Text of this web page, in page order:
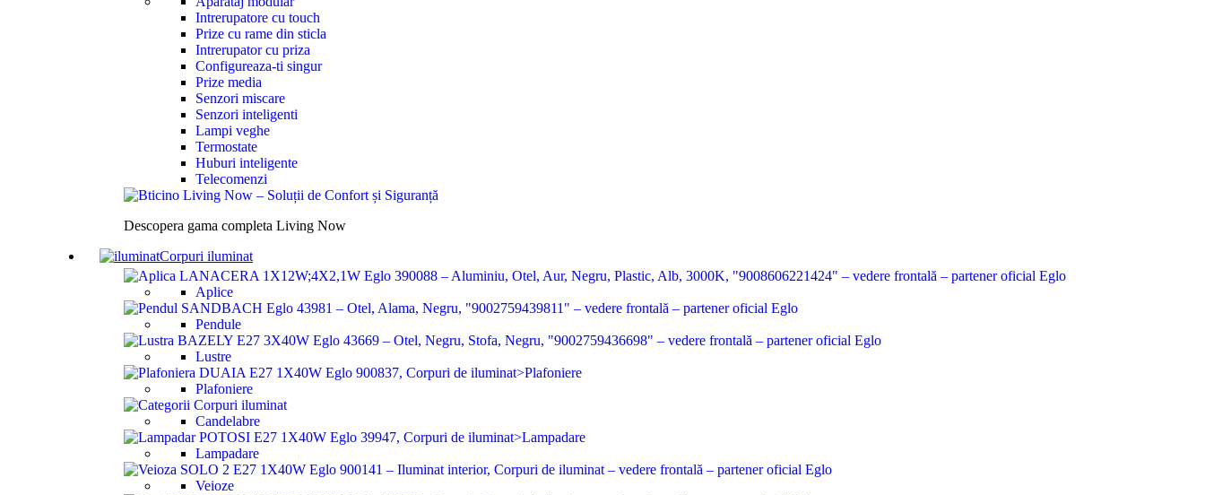
Intrerupatore cu touch
Prize cu rame din sticla
Intrerupator cu priza
Configureaza-ti singur
Prize media
Senzori miscare
Senzori inteligenti
Lampi veghe
Termostate
Huburi inteligente
Telecomenzi
Descopera gama completa Living Now
Corpuri iluminat
Aplice
Pendule
Lustre
Plafoniere
Candelabre
Lampadare
Veioze